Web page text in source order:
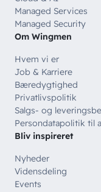
Skriv dig
Managed Services
Managed Security
Om Wingmen
Hvem vi er
Job & Karriere
Bæredygtighed
Privatlivspolitik
Salgs- og
Persondatapolitik til
Bliv inspireret
Nyheder
Vidensdeling
Events